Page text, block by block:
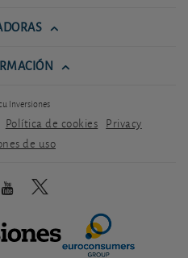
Inversiones
Política de cookies Privacy
de uso